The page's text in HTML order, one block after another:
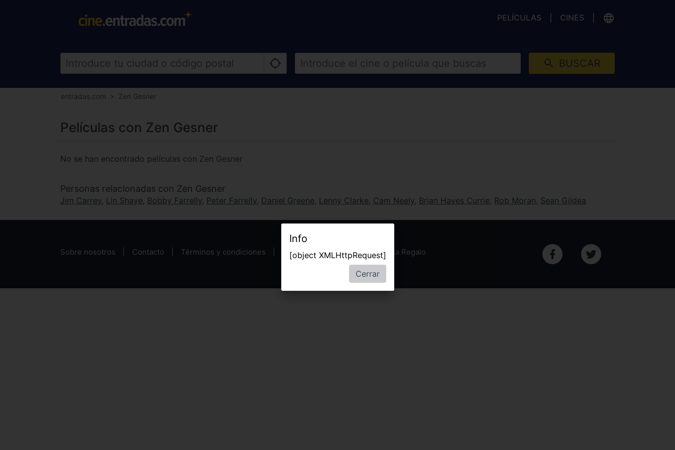
PELÍCULAS CINES
BUSCAR
entradas.com Zen Gesner
Películas con Zen Gesner
No se han encontrado películas con Zen Gesner
Personas relacionadas con Zen Gesner
Jim Carrey, Lin Shaye, Bobby Farrelly, Peter Farrelly, Daniel Greene, Lenny Clarke, Cam Neely, Brian Hayes Currie, Rob Moran, Sean Gildea
Sobre nosotros Contacto Términos y condiciones Política de privacidad Tarjeta Regalo
Info
[object XMLHttpRequest]
Cerrar